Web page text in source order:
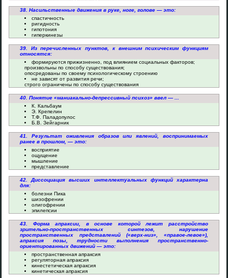
38. Насильственные движения в руке, ноге, голове — это:
спастичность
ригидность
гипотония
гиперкинезы
39. Из перечисленных пунктов, к внешним психическим функциям
относятся:
формируются прижизненно, под влиянием социальных факторов;
произвольны по способу существования;
опосредованы по своему психологическому строению
не зависят от развития речи;
строго ограничены по способу существования
40. Понятие «маниакально-депрессивный психоз» ввел — ...
К. Кальбаум
Э. Крепелин
Т.Ф. Паладопулос
Б.В. Зейгарник
41. Результат оживления образов или явлений, воспринимаемых
ранее в прошлом, — это:
восприятие
ощущение
мышление
представление
42. Диссоциация высших интеллектуальных функций характерна
для:
болезни Пика
шизофрении
олигофрении
эпилепсии
43. Форма апраксии, в основе которой лежит расстройство
зрительно-пространственных синтезов, нарушение
пространственных представлений («верх-низ», «правое-левое»),
апраксия позы, трудности выполнения пространственно-
ориентированных движений — это:
пространственная апраксия
регуляторная апраксия
кинестетическая апраксия
кинетическая апраксия